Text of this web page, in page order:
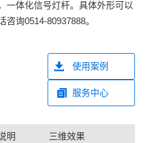
一体化信号灯杆。具体外形可以
询0514-80937888。
使用案例
服务中心
明 三维效果